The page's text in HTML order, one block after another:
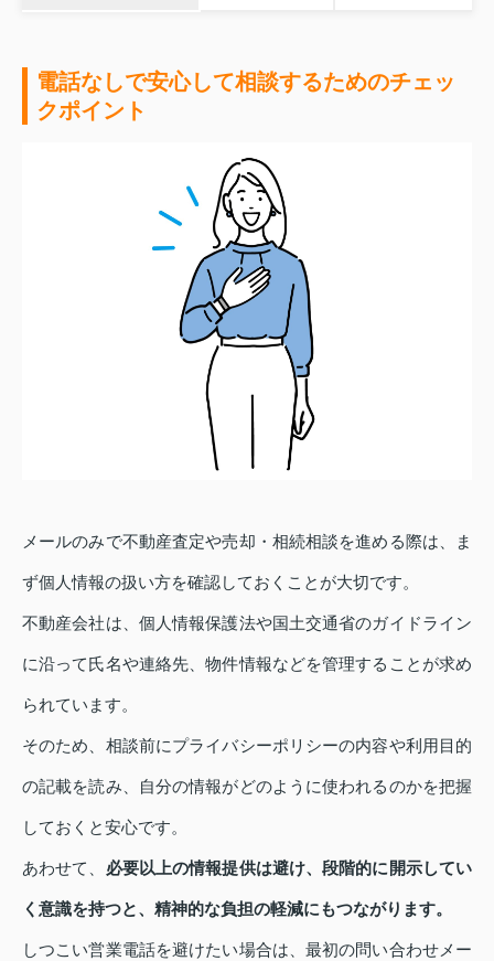
電話なしで安心して相談するためのチェッ
クポイント
メールのみで不動産査定や売却・相続相談を進める際は、ま
ず個人情報の扱い方を確認しておくことが大切です。
不動産会社は、個人情報保護法や国土交通省のガイドライン
に沿って氏名や連絡先、物件情報などを管理することが求め
られています。
そのため、相談前にプライバシーポリシーの内容や利用目的
の記載を読み、自分の情報がどのように使われるのかを把握
しておくと安心です。
あわせて、 必要以上の情報提供は避け、段階的に開示してい
く意識を持つと、精神的な負担の軽減にもつながります。
しつこい営業電話を避けたい場合は、最初の問い合わせメー